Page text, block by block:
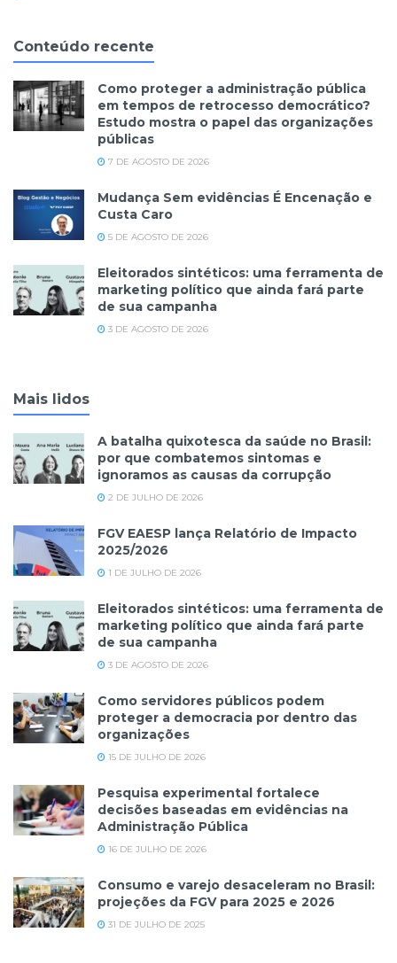
Conteúdo recente
Como proteger a administração pública
em tempos de retrocesso democrático?
Estudo mostra o papel das organizações
públicas
7 DE AGOSTO DE 2026
Mudança Sem evidências É Encenação e
Custa Caro
5 DE AGOSTO DE 2026
Eleitorados sintéticos: uma ferramenta de
marketing político que ainda fará parte
de sua campanha
3 DE AGOSTO DE 2026
Mais lidos
A batalha quixotesca da saúde no Brasil:
por que combatemos sintomas e
ignoramos as causas da corrupção
2 DE JULHO DE 2026
FGV EAESP lança Relatório de Impacto
2025/2026
1 DE JULHO DE 2026
Eleitorados sintéticos: uma ferramenta de
marketing político que ainda fará parte
de sua campanha
3 DE AGOSTO DE 2026
Como servidores públicos podem
proteger a democracia por dentro das
organizações
15 DE JULHO DE 2026
Pesquisa experimental fortalece
decisões baseadas em evidências na
Administração Pública
16 DE JULHO DE 2026
Consumo e varejo desaceleram no Brasil:
projeções da FGV para 2025 e 2026
31 DE JULHO DE 2025